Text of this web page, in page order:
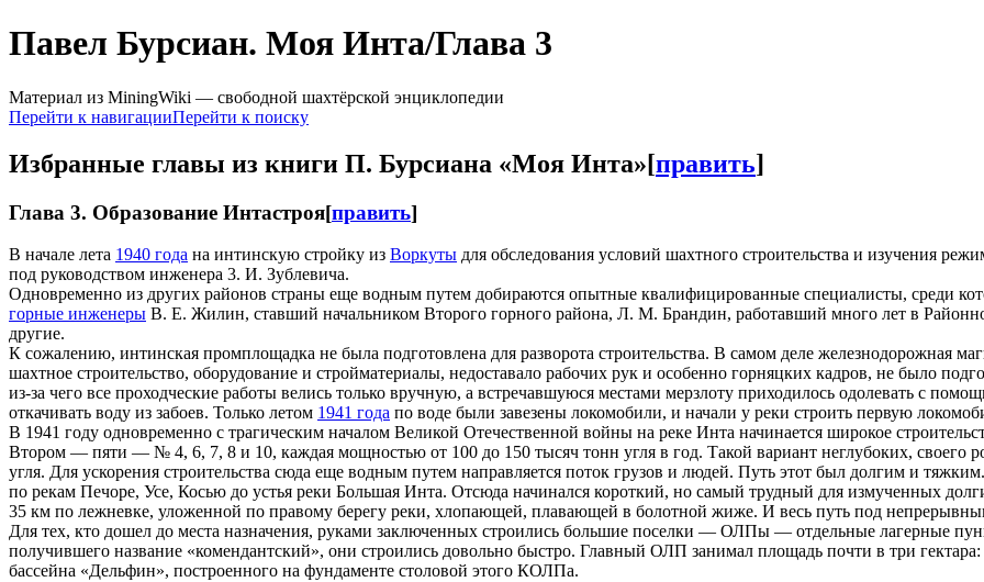
Павел Бурсиан. Моя Инта/Глава 3
Материал из MiningWiki — свободной шахтёрской энциклопедии
Перейти к навигацииПерейти к поиску
Избранные главы из книги П. Бурсиана «Моя Инта»[править]
Глава 3. Образование Интастроя[править]
В начале лета 1940 года на интинскую стройку из Воркуты для обследования условий шахтного строительства и изучения
под руководством инженера 3. И. Зублевича.
Одновременно из других районов страны еще водным путем добираются опытные квалифицированные специалисты, среди
горные инженеры В. Е. Жилин, ставший начальником Второго горного района, Л. М. Брандин, работавший много лет в
другие.
К сожалению, интинская промплощадка не была подготовлена для разворота строительства. В самом деле железнодорожная
шахтное строительство, оборудование и стройматериалы, недоставало рабочих рук и особенно горняцких кадров, не было
из-за чего все проходческие работы велись только вручную, а встречавшуюся местами мерзлоту приходилось одолевать с
откачивать воду из забоев. Только летом 1941 года по воде были завезены локомобили, и начали у реки строить первую
В 1941 году одновременно с трагическим началом Великой Отечественной войны на реке Инта начинается широкое
Втором — пяти — № 4, 6, 7, 8 и 10, каждая мощностью от 100 до 150 тысяч тонн угля в год. Такой вариант неглубоких, своего
угля. Для ускорения строительства сюда еще водным путем направляется поток грузов и людей. Путь этот был долгим и
по рекам Печоре, Усе, Косью до устья реки Большая Инта. Отсюда начинался короткий, но самый трудный для измученных
35 км по лежневке, уложенной по правому берегу реки, хлопающей, плавающей в болотной жиже. И весь путь под
Для тех, кто дошел до места назначения, руками заключенных строились большие поселки — ОЛПы — отдельные лагерные
получившего название «комендантский», они строились довольно быстро. Главный ОЛП занимал площадь почти в три
бассейна «Дельфин», построенного на фундаменте столовой этого КОЛПа.